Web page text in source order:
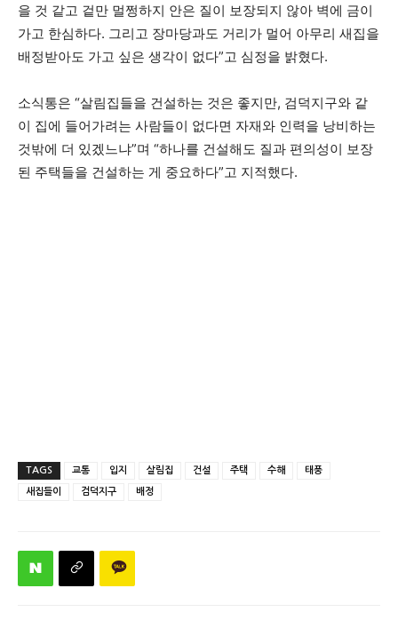
을 것 같고 겉만 멀쩡하지 안은 질이 보장되지 않아 벽에 금이
가고 한심하다. 그리고 장마당과도 거리가 멀어 아무리 새집을
배정받아도 가고 싶은 생각이 없다”고 심정을 밝혔다.
소식통은 “살림집들을 건설하는 것은 좋지만, 검덕지구와 같
이 집에 들어가려는 사람들이 없다면 자재와 인력을 낭비하는
것밖에 더 있겠느냐”며 “하나를 건설해도 질과 편의성이 보장
된 주택들을 건설하는 게 중요하다”고 지적했다.
TAGS 교통 입지 살림집 건설 주택 수해 태풍
새집들이 검덕지구 배정